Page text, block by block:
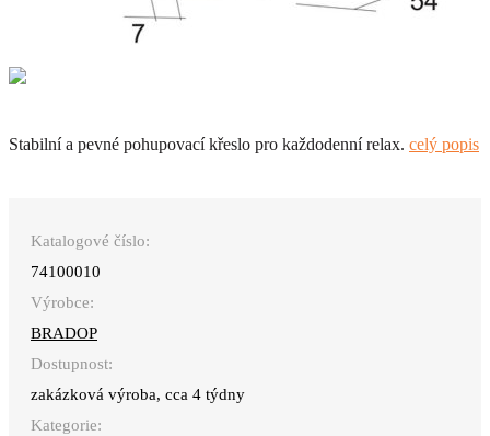
Stabilní a pevné pohupovací křeslo pro každodenní relax. celý popis
Katalogové číslo:
74100010
Výrobce:
BRADOP
Dostupnost:
zakázková výroba, cca 4 týdny
Kategorie: